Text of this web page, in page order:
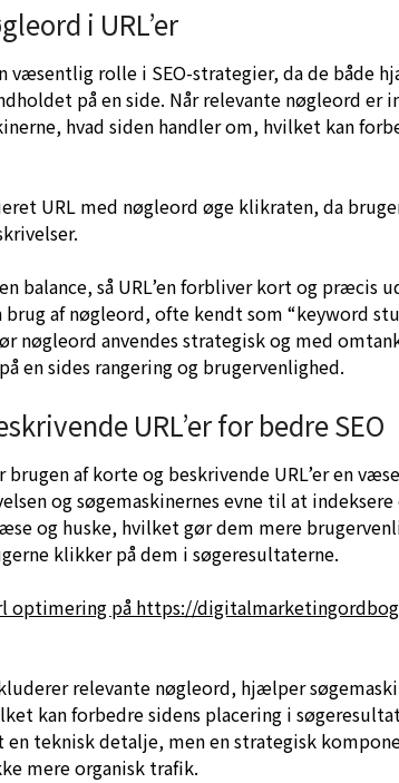
i URL’er
væsentlig rolle i SEO-strategier, da de både
på en side. Når relevante nøgleord er
hvad siden handler om, hvilket kan
URL med nøgleord øge klikraten, da
balance, så URL’en forbliver kort og præcis
af nøgleord, ofte kendt som “keyword
nøgleord anvendes strategisk og med
en sides rangering og brugervenlighed.
URL’er for bedre SEO
af korte og beskrivende URL’er en
og søgemaskinernes evne til at
og huske, hvilket gør dem mere
klikker på dem i søgeresultaterne.
optimering på https://
relevante nøgleord, hjælper
kan forbedre sidens placering i
teknisk detalje, men en strategisk
mere organisk trafik.